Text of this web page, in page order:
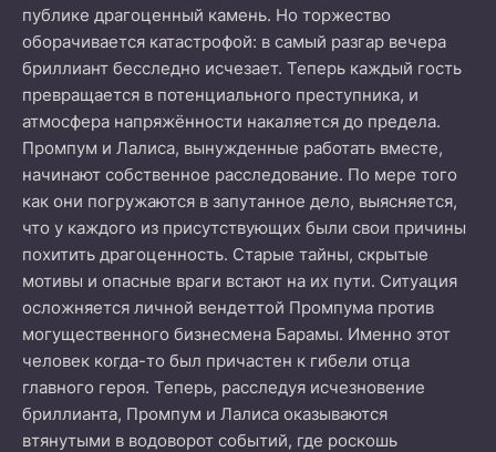
публике драгоценный камень. Но торжество
оборачивается катастрофой: в самый разгар вечера
бриллиант бесследно исчезает. Теперь каждый гость
превращается в потенциального преступника, и
атмосфера напряжённости накаляется до предела.
Промпум и Лалиса, вынужденные работать вместе,
начинают собственное расследование. По мере того
как они погружаются в запутанное дело, выясняется,
что у каждого из присутствующих были свои причины
похитить драгоценность. Старые тайны, скрытые
мотивы и опасные враги встают на их пути. Ситуация
осложняется личной вендеттой Промпума против
могущественного бизнесмена Барамы. Именно этот
человек когда-то был причастен к гибели отца
главного героя. Теперь, расследуя исчезновение
бриллианта, Промпум и Лалиса оказываются
втянутыми в водоворот событий, где роскошь